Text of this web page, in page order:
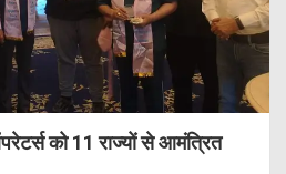
को 11 राज्यों से आमंत्रित